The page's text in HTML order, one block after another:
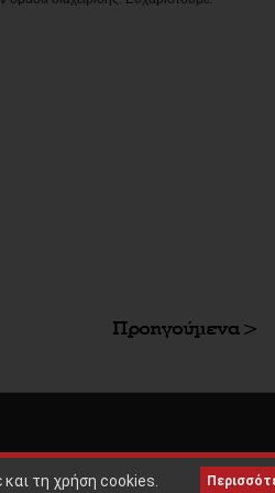
Copyright © 2010 | ΟΡΟΙ
τη χρήση cookies.